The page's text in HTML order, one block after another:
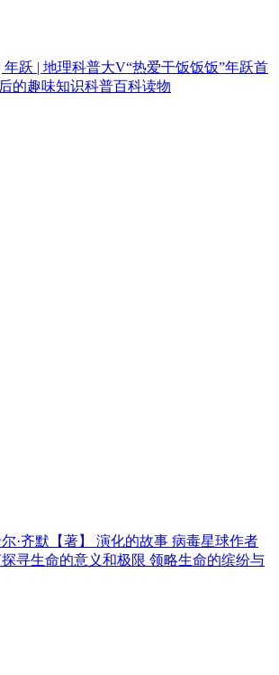
年跃 | 地理科普大V“热爱干饭饭饭”年跃首
的趣味知识科普百科读物
尔·齐默【著】 演化的故事 病毒星球作者
寻生命的意义和极限 领略生命的缤纷与